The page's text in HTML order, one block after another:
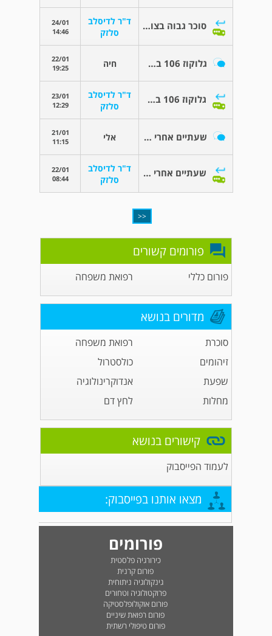
סוכר גבוה בצום והריון.
ד"ר לדיסלב
סלזק
24/01
14:46
גלוקוז 106 בבדיקת דם בצום חיה
22/01
19:25
גלוקוז 106 בבדיקת דם בצום
ד"ר לדיסלב
סלזק
23/01
12:29
שעתיים אחרי האוכל אלי
21/01
11:15
שעתיים אחרי האוכל
ד"ר לדיסלב
סלזק
22/01
08:44
<<
פורומים קשורים
פורום כללי רפואת משפחה
מדורים בנושא
סוכרת
רפואת משפחה
זיהומים
כולסטרול
שפעת
אנדוקרינולוגיה
מחלות
לחץ דם
קישורים בנושא
לעמוד הפייסבוק
מצאו אותנו בפייסבוק:
פורומים
כירורגיה פלסטית
פורום קרנית
גינקולוגיה ניתוחית
פרוקטולוגיה וטחורים
פורום אוקולופלסטיקה
פורום רפואת שיניים
פורום טיפולי רשתית